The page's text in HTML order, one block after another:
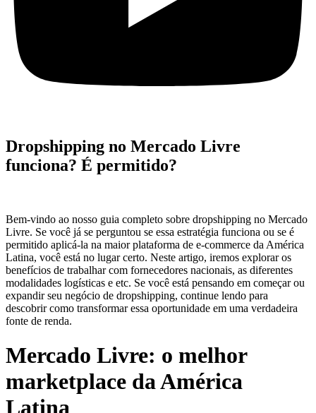
Dropshipping no Mercado Livre
funciona? É permitido?
Bem-vindo ao nosso guia completo sobre dropshipping no Mercado
Livre. Se você já se perguntou se essa estratégia funciona ou se é
permitido aplicá-la na maior plataforma de e-commerce da América
Latina, você está no lugar certo. Neste artigo, iremos explorar os
benefícios de trabalhar com fornecedores nacionais, as diferentes
modalidades logísticas e etc. Se você está pensando em começar ou
expandir seu negócio de dropshipping, continue lendo para
descobrir como transformar essa oportunidade em uma verdadeira
fonte de renda.
Mercado Livre: o melhor
marketplace da América
Latina